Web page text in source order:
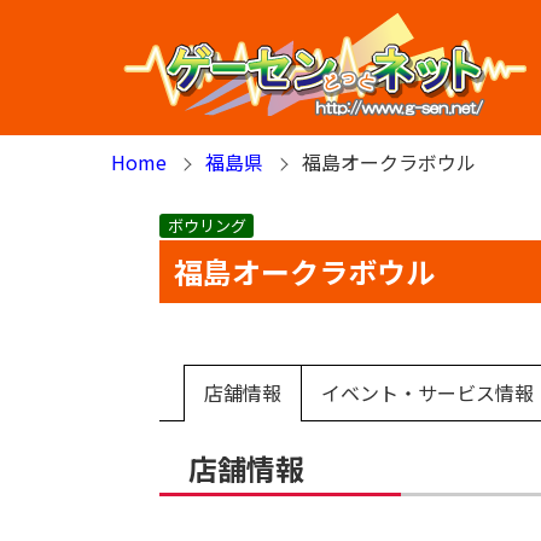
Home 福島県 福島オークラボウル
ボウリング
福島オークラボウル
店舗情報 イベント・サービス情報
店舗情報